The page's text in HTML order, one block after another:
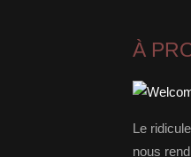
À
Le
nous